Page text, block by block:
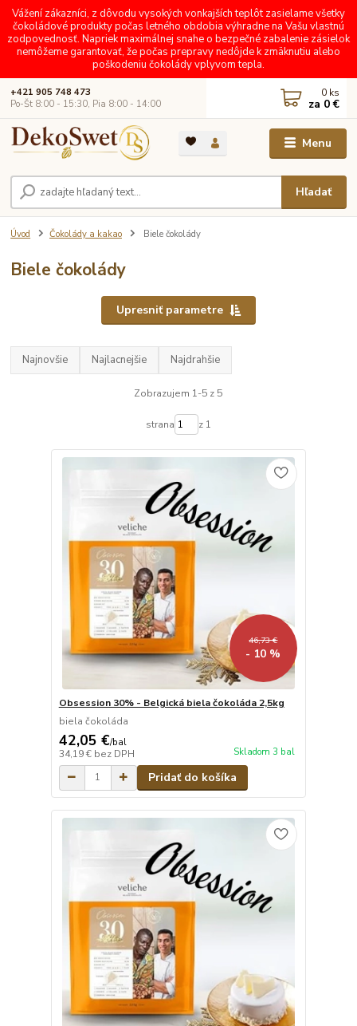
Vážení zákazníci, z dôvodu vysokých vonkajších teplôt zasielame všetky
čokoládové produkty počas letného obdobia výhradne na Vašu vlastnú
zodpovednosť. Napriek maximálnej snahe o bezpečné zabalenie zásielok
nemôžeme garantovať, že počas prepravy nedôjde k zmäknutiu alebo
poškodeniu čokolády vplyvom tepla.
Menu
Hľadať
+421 905 748 473
Po-Št 8:00 - 15:30, Pia 8:00 - 14:00
0 ks
za 0 €
Úvod Čokolády a kakao Biele čokolády
Biele čokolády
Upresniť parametre
Najnovšie Najlacnejšie Najdrahšie
Zobrazujem 1-5 z 5
strana z 1
46,73 €
- 10 %
Obsession 30% - Belgická biela čokoláda 2,5kg
biela čokoláda
42,05 €/bal
34,19 € bez DPH Skladom 3 bal
Pridať do košíka